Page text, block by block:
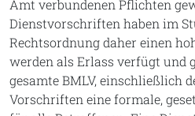
Amt verbundenen Pflichten
Dienstvorschriften haben im
Rechtsordnung daher einen
werden als Erlass verfügt und
gesamte BMLV, einschließlich
Vorschriften eine formale,